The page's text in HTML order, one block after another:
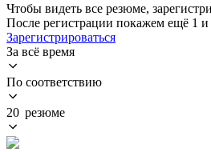
Чтобы видеть все резюме,
После регистрации покажем ещё 1
Зарегистрироваться
За всё время
По соответствию
20 резюме